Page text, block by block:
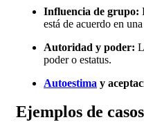
Influencia de grupo:
está de acuerdo en
Autoridad y poder:
poder o estatus.
Autoestima y
Ejemplos de